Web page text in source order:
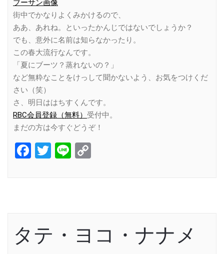
ブーサン画像
街中でかなりよくみかけるので、
ああ、あれね。といったかんじではないでしょうか？
でも、意外に名前は知らなかったり。
この春大流行なんです。
「夏にブーツ？蒸れないの？」
など無粋なことをけっして聞かないよう、お気をつけくだ
さい（笑）
さ、明日ははちすくんです。
RBC会員登録（無料） 受付中。
まだの方は今すぐどうぞ！
Facebook
Twitter
Line
タテ・ヨコ・ナナメ